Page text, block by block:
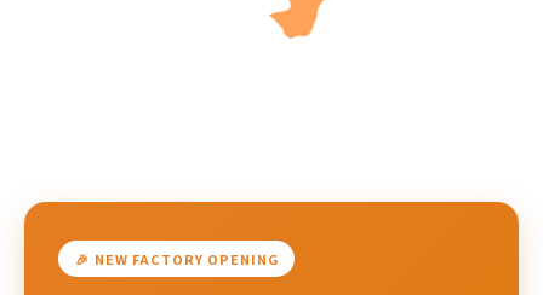
🎉 NEW FACTORY OPENING